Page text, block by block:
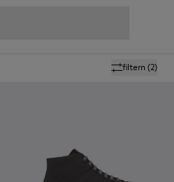
filtern (2)